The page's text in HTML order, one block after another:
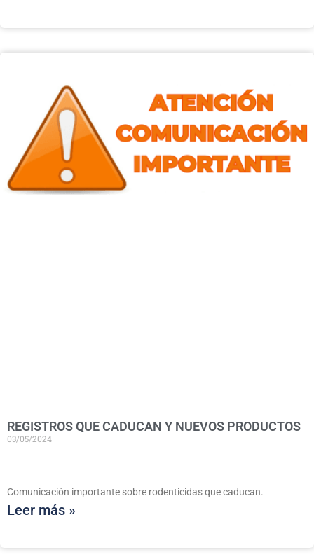
REGISTROS QUE CADUCAN Y NUEVOS PRODUCTOS
03/05/2024
Comunicación importante sobre rodenticidas que caducan.
Leer más »